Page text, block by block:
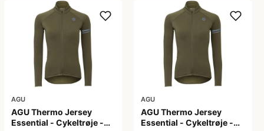
AGU
AGU Thermo Jersey
Essential - Cykeltrøje -
AGU
AGU Thermo Jersey
Essential - Cykeltrøje -